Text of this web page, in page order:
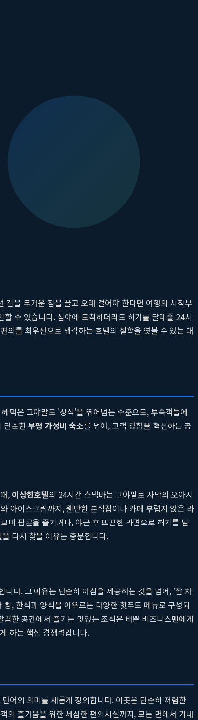
스 출장객에게 역과의 거리는 숙소의 가치를 결정하는
지하철 1호선이 교차하는 더블 역세권, 부평역에서 불
이할 뿐만 아니라, 서울의 주요 도심으로 출퇴근하거나
에서 가까운
다. 여행객에게도 마찬가지입니다. 부평역 주변은 인천
을 무거운 짐을 끌고 오래 걸어야 한다면 여행의 시작부
수 있습니다. 심야에 도착하더라도 허기를 달래줄 24시
의를 최우선으로 생각하는 호텔의 철학을 엿볼 수 있는 대
택은 그야말로 '상식'을 뛰어넘는 수준으로, 투숙객들에
단순한부평 가성비 숙소를 넘어, 고객 경험을 혁신하는 공
, 이상한호텔의 24시간 스낵바는 그야말로 사막의 오아시
아이스크림까지, 웬만한 분식집이나 카페 부럽지 않은 라
며 팝콘을 즐기거나, 야근 후 뜨끈한 라면으로 허기를 달
다시 찾을 이유는 충분합니다.
니다. 그 이유는 단순히 아침을 제공하는 것을 넘어, '잘 차
, 한식과 양식을 아우르는 다양한 핫푸드 메뉴로 구성되
한 공간에서 즐기는 맛있는 조식은 바쁜 비즈니스맨에게
하는 핵심 경쟁력입니다.
어의 의미를 새롭게 정의합니다. 이곳은 단순히 저렴한
의 즐거움을 위한 세심한 편의시설까지, 모든 면에서 기대